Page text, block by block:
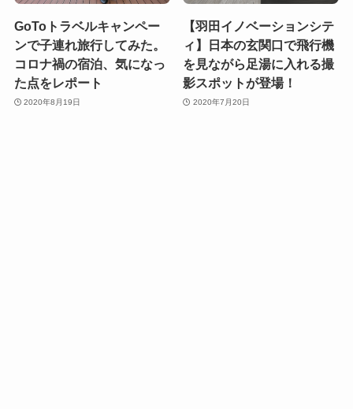
GoToトラベルキャンペー
ンで子連れ旅行してみた。
コロナ禍の宿泊、気になっ
た点をレポート
2020年8月19日
【羽田イノベーションシテ
ィ】日本の玄関口で飛行機
を見ながら足湯に入れる撮
影スポットが登場！
2020年7月20日